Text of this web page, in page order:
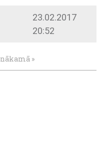
23.02.2017
20:52
nākamā »